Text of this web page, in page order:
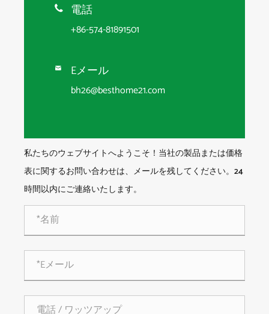
 電話
+86-574-81891501
 Eメール
bh26@besthome21.com
私たちのウェブサイトへようこそ！当社の製品または価格
表に関するお問い合わせは、メールを残してください。24
時間以内にご連絡いたします。